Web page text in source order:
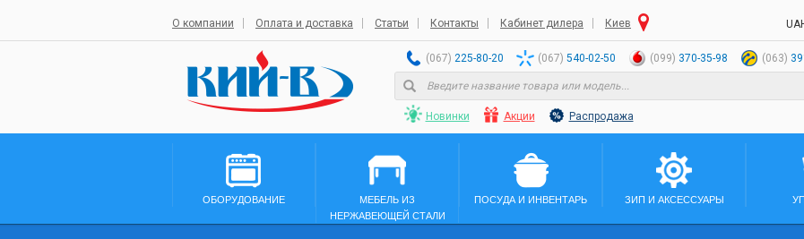
О компании Оплата и доставка Статьи Контакты Кабинет дилера Киев
(067) 225-80-20 (067) 540-02-50 (099) 370-35-98 (063)
Новинки Акции Распродажа
ОБОРУДОВАНИЕ
МЕБЕЛЬ ИЗ
НЕРЖАВЕЮЩЕЙ СТАЛИ
ПОСУДА И ИНВЕНТАРЬ ЗИП И АКСЕССУАРЫ